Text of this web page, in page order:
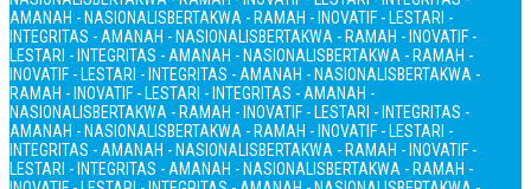
AMANAH - NASIONALISBERTAKWA - RAMAH - INOVATIF - LESTARI -
INTEGRITAS - AMANAH - NASIONALISBERTAKWA - RAMAH - INOVATIF -
LESTARI - INTEGRITAS - AMANAH - NASIONALISBERTAKWA - RAMAH -
INOVATIF - LESTARI - INTEGRITAS - AMANAH - NASIONALISBERTAKWA -
RAMAH - INOVATIF - LESTARI - INTEGRITAS - AMANAH -
NASIONALISBERTAKWA - RAMAH - INOVATIF - LESTARI - INTEGRITAS -
AMANAH - NASIONALISBERTAKWA - RAMAH - INOVATIF - LESTARI -
INTEGRITAS - AMANAH - NASIONALISBERTAKWA - RAMAH - INOVATIF -
LESTARI - INTEGRITAS - AMANAH - NASIONALISBERTAKWA - RAMAH -